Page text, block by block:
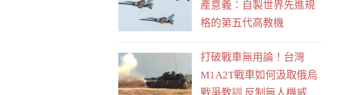
產意義：自製世界先進規
格的第五代高教機
打破戰車無用論！台灣
M1A2T戰車如何汲取俄烏